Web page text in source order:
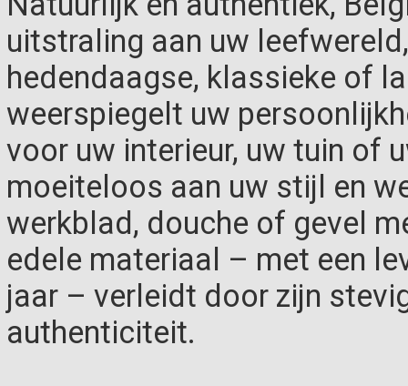
uitstraling aan uw
hedendaagse, klassieke of
weerspiegelt uw
voor uw interieur, uw tuin of
moeiteloos aan uw stijl en
werkblad, douche of gevel
edele materiaal – met een
jaar – verleidt door zijn
authenticiteit.